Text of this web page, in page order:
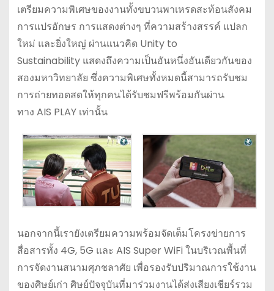
เตรียมความพิเศษของงานทั้งขบวนพาเหรดสะท้อนสังคม
การแปรอักษร การแสดงต่างๆ ที่ความสร้างสรรค์ แปลก
ใหม่ และยิ่งใหญ่ ผ่านแนวคิด Unity to
Sustainability แสดงถึงความเป็นอันหนึ่งอันเดียวกันของ
สองมหาวิทยาลัย ซึ่งความพิเศษทั้งหมดนี้สามารถรับชม
การถ่ายทอดสดให้ทุกคนได้รับชมฟรีพร้อมกันผ่าน
ทาง AIS PLAY เท่านั้น
นอกจากนี้เรายังเตรียมความพร้อมจัดเต็มโครงข่ายการ
สื่อสารทั้ง 4G, 5G และ AIS Super WiFi ในบริเวณพื้นที่
การจัดงานสนามศุภชลาศัย เพื่อรองรับปริมาณการใช้งาน
ของศิษย์เก่า ศิษย์ปัจจุบันที่มาร่วมงานได้ส่งเสียงเชียร์รวม